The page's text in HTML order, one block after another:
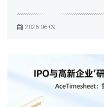
2026-06-09